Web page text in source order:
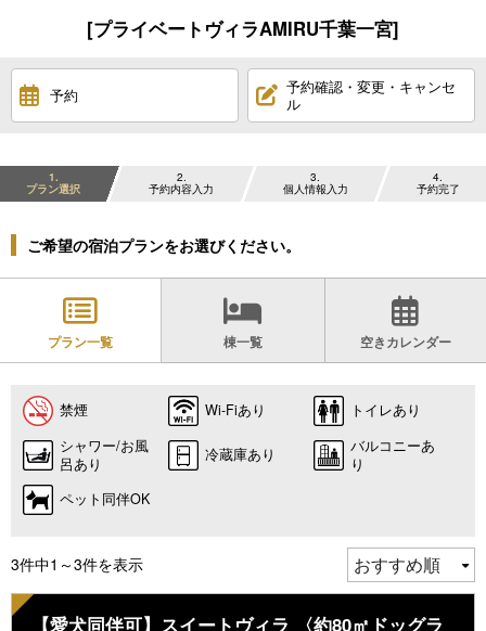
[プライベートヴィラAMIRU千葉一宮]
予約
予約確認・変更・キャンセ
ル
1
プラン選択
2
予約内容入力
3
個人情報入力
4
予約完了
ご希望の宿泊プランをお選びください。
プラン一覧 棟一覧 空きカレンダー
禁煙 Wi-Fiあり
トイレあり
シャワー/お風
呂あり
冷蔵庫あり
バルコニーあ
り
ペット同伴OK
3件中1～3件を表示
【愛犬同伴可】スイートヴィラ 〈約80㎡ドッグラ